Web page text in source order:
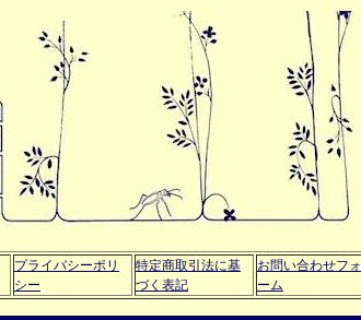
プライバシーポリ
シー
特定商取引法に基
づく表記
お問い合わせフォ
ーム